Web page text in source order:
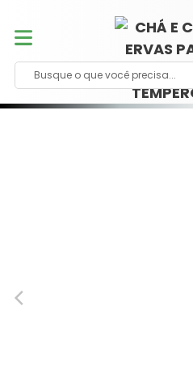
para
conteúdo